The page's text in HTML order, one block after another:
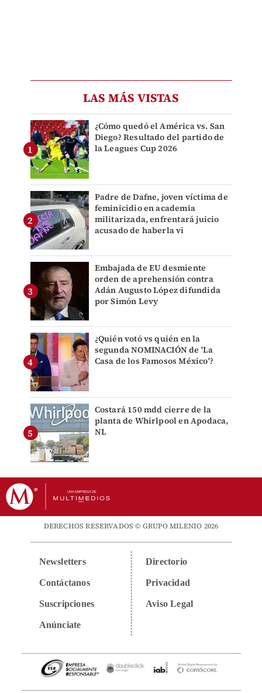
LAS MÁS VISTAS
¿Cómo quedó el América vs. San
Diego? Resultado del partido de
la Leagues Cup 2026
Padre de Dafne, joven víctima de
feminicidio en academia
militarizada, enfrentará juicio
acusado de haberla vi
Embajada de EU desmiente
orden de aprehensión contra
Adán Augusto López difundida
por Simón Levy
¿Quién votó vs quién en la
segunda NOMINACIÓN de 'La
Casa de los Famosos México'?
Costará 150 mdd cierre de la
planta de Whirlpool en Apodaca,
NL
DERECHOS RESERVADOS © GRUPO MILENIO 2026
Newsletters
Contáctanos
Suscripciones
Anúnciate
Directorio
Privacidad
Aviso Legal